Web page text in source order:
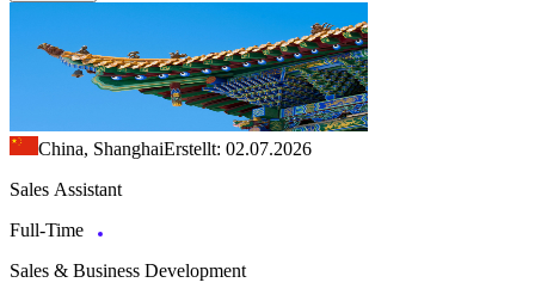
China, ShanghaiErstellt: 02.07.2026
Sales Assistant
Full-Time
Sales & Business Development